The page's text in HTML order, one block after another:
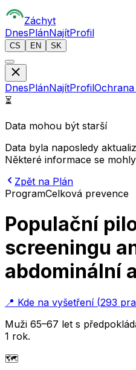
Záchyt
DnesPlánNajítProfil
CS EN SK
DnesPlánNajítProfil
⏳
Data mohou být starší
Data byla naposledy
Některé informace se
Zpět na Plán
ProgramCelková prevence
Populační
screeningu
abdominální
📍 Kde na vyšetření(293
Muži 65–67 let s
1 rok.
🗺️